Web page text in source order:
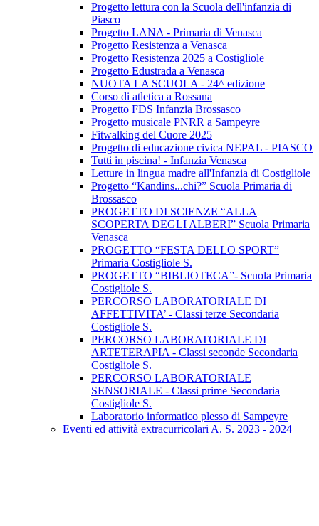
Progetto lettura con la Scuola dell'infanzia di
Piasco
Progetto LANA - Primaria di Venasca
Progetto Resistenza a Venasca
Progetto Resistenza 2025 a Costigliole
Progetto Edustrada a Venasca
NUOTA LA SCUOLA - 24^ edizione
Corso di atletica a Rossana
Progetto FDS Infanzia Brossasco
Progetto musicale PNRR a Sampeyre
Fitwalking del Cuore 2025
Progetto di educazione civica NEPAL - PIASCO
Tutti in piscina! - Infanzia Venasca
Letture in lingua madre all'Infanzia di Costigliole
Progetto “Kandins...chi?” Scuola Primaria di
Brossasco
PROGETTO DI SCIENZE “ALLA
SCOPERTA DEGLI ALBERI” Scuola Primaria
Venasca
PROGETTO “FESTA DELLO SPORT”
Primaria Costigliole S.
PROGETTO “BIBLIOTECA”- Scuola Primaria
Costigliole S.
PERCORSO LABORATORIALE DI
AFFETTIVITA’ - Classi terze Secondaria
Costigliole S.
PERCORSO LABORATORIALE DI
ARTETERAPIA - Classi seconde Secondaria
Costigliole S.
PERCORSO LABORATORIALE
SENSORIALE - Classi prime Secondaria
Costigliole S.
Laboratorio informatico plesso di Sampeyre
Eventi ed attività extracurricolari A. S. 2023 - 2024